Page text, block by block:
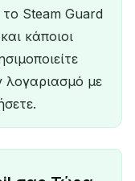
Steam Guard
κάποιοι
λογαριασμό με